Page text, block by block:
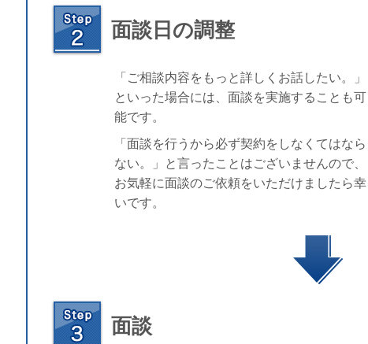
面談日の調整
「ご相談内容をもっと詳しくお話したい。」
といった場合には、面談を実施することも可
能です。
「面談を行うから必ず契約をしなくてはなら
ない。」と言ったことはございませんので、
お気軽に面談のご依頼をいただけましたら幸
いです。
面談